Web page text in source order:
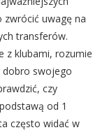
zwrócić uwagę na
transferów.
z klubami, rozumie
dobro swojego
czy
od 1
często widać w